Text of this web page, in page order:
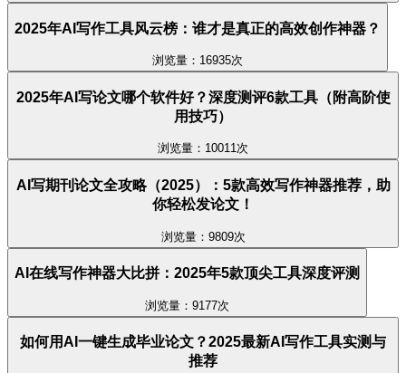
2025年AI写作工具风云榜：谁才是真正的高效创作神器？
浏览量：16935次
2025年AI写论文哪个软件好？深度测评6款工具（附高阶使
用技巧）
浏览量：10011次
AI写期刊论文全攻略（2025）：5款高效写作神器推荐，助
你轻松发论文！
浏览量：9809次
AI在线写作神器大比拼：2025年5款顶尖工具深度评测
浏览量：9177次
如何用AI一键生成毕业论文？2025最新AI写作工具实测与
推荐